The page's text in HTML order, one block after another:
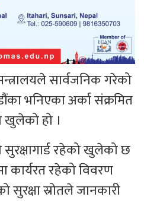
सार्वजनिक गरेको
भनिएका अर्का संक्रमित
खुलेको हो ।
सुरक्षागार्ड रहेको खुलेको छ
कार्यरत रहेको विवरण
सुरक्षा स्रोतले जानकारी